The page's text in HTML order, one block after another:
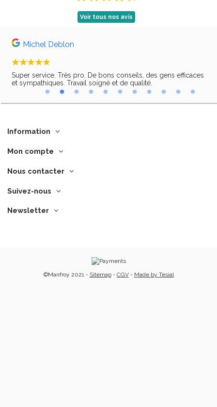
Voir tous nos avis
Michel Deblon
Super service. Très pro. De bons conseils, des gens efficaces
et sympathiques. Travail soigné et de qualité.
Information
Mon compte
Nous contacter
Suivez-nous
Newsletter
©Manfroy 2021 - Sitemap- CGV- Made by Tesial